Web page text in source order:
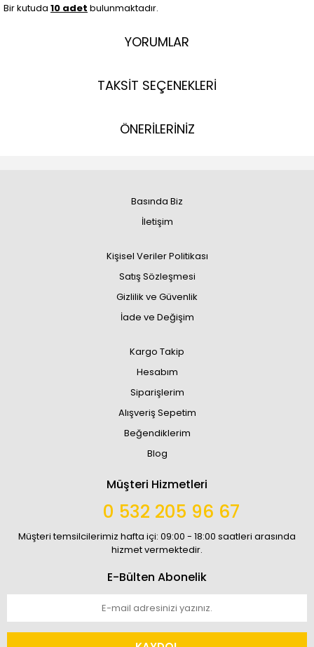
Bir kutuda 10 adet bulunmaktadır.
YORUMLAR
TAKSİT SEÇENEKLERİ
ÖNERİLERİNİZ
Basında Biz
İletişim
Kişisel Veriler Politikası
Satış Sözleşmesi
Gizlilik ve Güvenlik
İade ve Değişim
Kargo Takip
Hesabım
Siparişlerim
Alışveriş Sepetim
Beğendiklerim
Blog
Müşteri Hizmetleri
0 532 205 96 67
Müşteri temsilcilerimiz hafta içi: 09:00 - 18:00 saatleri arasında
hizmet vermektedir.
E-Bülten Abonelik